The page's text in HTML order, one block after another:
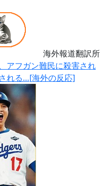
海外報道翻訳所
アフガン難民に殺害され
れる…[海外の反応]